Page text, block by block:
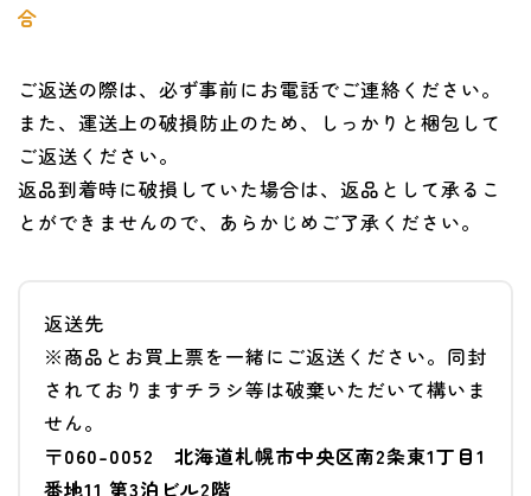
合
ご返送の際は、必ず事前にお電話でご連絡ください。
また、運送上の破損防止のため、しっかりと梱包して
ご返送ください。
返品到着時に破損していた場合は、返品として承るこ
とができませんので、あらかじめご了承ください。
返送先
※商品とお買上票を一緒にご返送ください。同封
されておりますチラシ等は破棄いただいて構いま
せん。
〒060-0052 北海道札幌市中央区南2条東1丁目1
番地11 第3泊ビル2階